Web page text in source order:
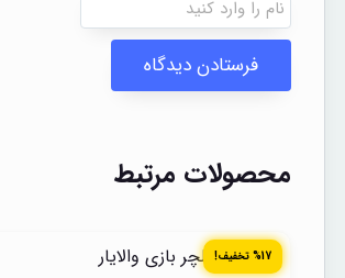
محصولات مرتبط
%17 تخفیف!